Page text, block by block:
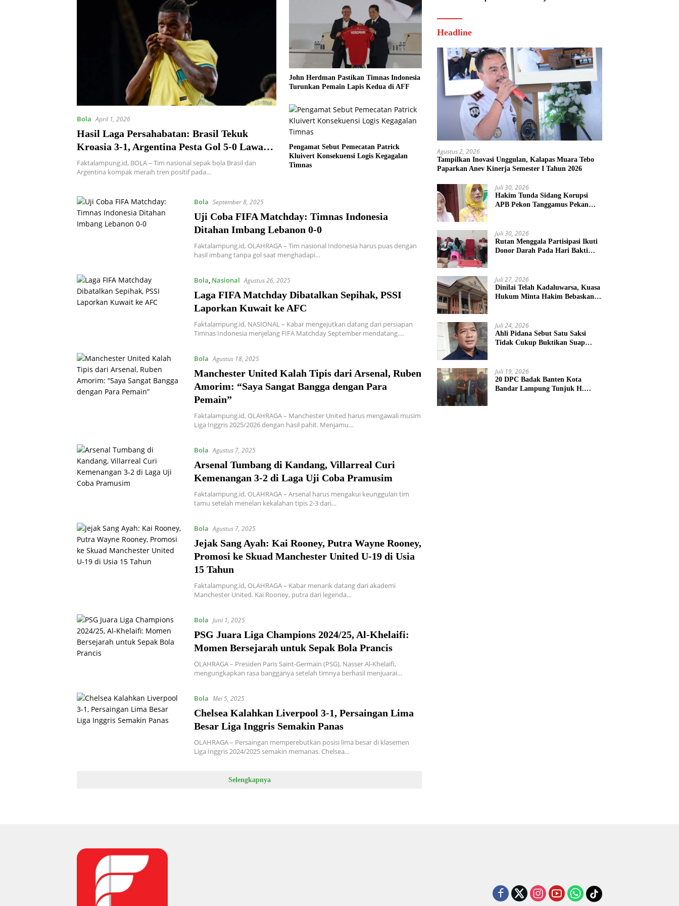
Bola April 1, 2026
Hasil Laga Persahabatan: Brasil Tekuk
Kroasia 3-1, Argentina Pesta Gol 5-0 Lawan
Zambia
Faktalampung.id, BOLA – Tim nasional sepak bola Brasil dan
Argentina kompak meraih tren positif pada…
John Herdman Pastikan Timnas Indonesia
Turunkan Pemain Lapis Kedua di AFF
Pengamat Sebut Pemecatan Patrick
Kluivert Konsekuensi Logis Kegagalan
Timnas
Bola September 8, 2025
Uji Coba FIFA Matchday: Timnas Indonesia
Ditahan Imbang Lebanon 0-0
Faktalampung.id, OLAHRAGA – Tim nasional Indonesia harus puas dengan
hasil imbang tanpa gol saat menghadapi…
Bola, Nasional Agustus 26, 2025
Laga FIFA Matchday Dibatalkan Sepihak, PSSI
Laporkan Kuwait ke AFC
Faktalampung.id, NASIONAL – Kabar mengejutkan datang dari persiapan
Timnas Indonesia menjelang FIFA Matchday September mendatang….
Bola Agustus 18, 2025
Manchester United Kalah Tipis dari Arsenal, Ruben
Amorim: “Saya Sangat Bangga dengan Para
Pemain”
Faktalampung.id, OLAHRAGA – Manchester United harus mengawali musim
Liga Inggris 2025/2026 dengan hasil pahit. Menjamu…
Bola Agustus 7, 2025
Arsenal Tumbang di Kandang, Villarreal Curi
Kemenangan 3-2 di Laga Uji Coba Pramusim
Faktalampung.id, OLAHRAGA – Arsenal harus mengakui keunggulan tim
tamu setelah menelan kekalahan tipis 2-3 dari…
Bola Agustus 7, 2025
Jejak Sang Ayah: Kai Rooney, Putra Wayne Rooney,
Promosi ke Skuad Manchester United U-19 di Usia
15 Tahun
Faktalampung.id, OLAHRAGA – Kabar menarik datang dari akademi
Manchester United. Kai Rooney, putra dari legenda…
Bola Juni 1, 2025
PSG Juara Liga Champions 2024/25, Al-Khelaifi:
Momen Bersejarah untuk Sepak Bola Prancis
OLAHRAGA – Presiden Paris Saint-Germain (PSG), Nasser Al-Khelaifi,
mengungkapkan rasa bangganya setelah timnya berhasil menjuarai…
Bola Mei 5, 2025
Chelsea Kalahkan Liverpool 3-1, Persaingan Lima
Besar Liga Inggris Semakin Panas
OLAHRAGA – Persaingan memperebutkan posisi lima besar di klasemen
Liga Inggris 2024/2025 semakin memanas. Chelsea…
Selengkapnya
Headline
Agustus 2, 2026
Tampilkan Inovasi Unggulan, Kalapas Muara Tebo
Paparkan Anev Kinerja Semester I Tahun 2026
Juli 30, 2026
Hakim Tunda Sidang Korupsi
APB Pekon Tanggamus Pekan
Juli 30, 2026
Rutan Menggala Partisipasi Ikuti
Donor Darah Pada Hari Bakti
Juli 27, 2026
Dinilai Telah Kadaluwarsa, Kuasa
Hukum Minta Hakim Bebaskan
Juli 24, 2026
Ahli Pidana Sebut Satu Saksi
Tidak Cukup Buktikan Suap
Juli 19, 2026
20 DPC Badak Banten Kota
Bandar Lampung Tunjuk H.